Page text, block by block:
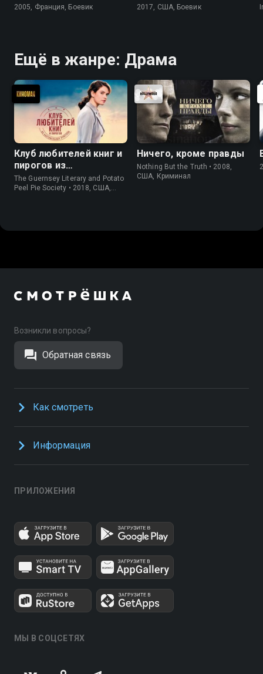
2005, Франция, Боевик 2017, США, Боевик
Ещё в жанре: Драма
Клуб любителей книг и
пирогов из
картофельных
очистков
The Guernsey Literary and Potato
Peel Pie Society • 2018, США,
Ничего, кроме правды
Nothing But the Truth • 2008,
США, Криминал
Возникли вопросы?
Обратная связь
Как смотреть
Информация
ПРИЛОЖЕНИЯ
МЫ В СОЦСЕТЯХ